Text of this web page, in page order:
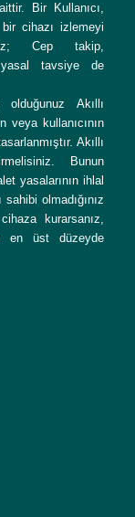
Bir Kullanıcı,
bir cihazı izlemeyi
Cep takip,
yasal tavsiye de
Akıllı
veya kullanıcının
Akıllı
Bunun
yasalarının ihlal
olmadığınız
kurarsanız,
en üst düzeyde